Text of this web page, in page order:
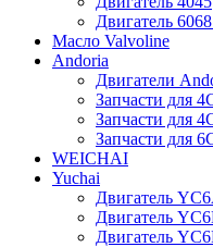
Двигатель
Масло Valvoline
Andoria
Двигатели
Запчасти для
Запчасти для
Запчасти для
WEICHAI
Yuchai
Двигатель
Двигатель
Двигатель